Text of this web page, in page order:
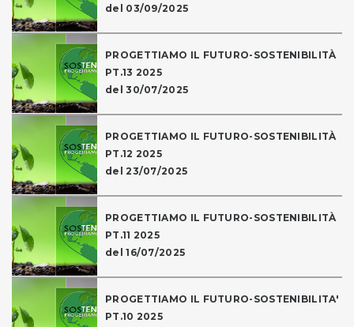
del 03/09/2025
PROGETTIAMO IL FUTURO-SOSTENIBILITÀ
PT.13 2025
del 30/07/2025
PROGETTIAMO IL FUTURO-SOSTENIBILITÀ
PT.12 2025
del 23/07/2025
PROGETTIAMO IL FUTURO-SOSTENIBILITÀ
PT.11 2025
del 16/07/2025
PROGETTIAMO IL FUTURO-SOSTENIBILITA'
PT.10 2025